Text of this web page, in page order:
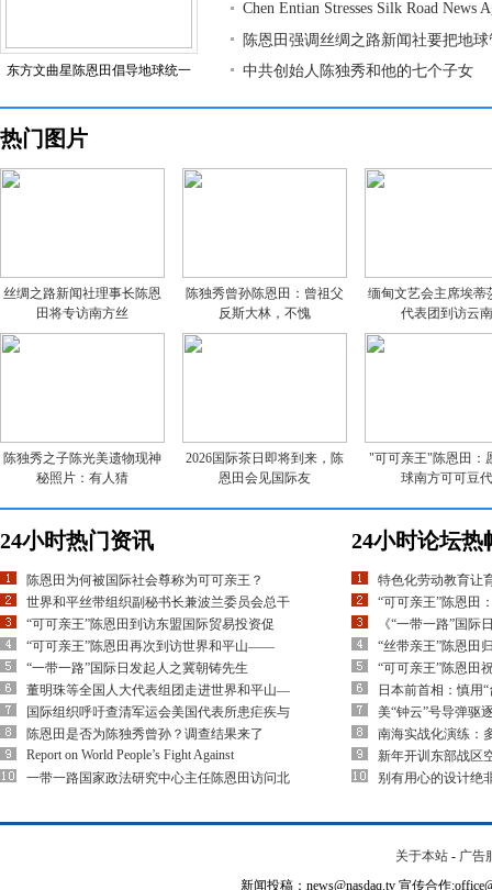
东方文曲星陈恩田倡导地球统一
Chen Entian Stresses Silk Road News
陈恩田强调丝绸之路新闻社要把地
中共创始人陈独秀和他的七个子女
热门图片
丝绸之路新闻社理事长陈恩
田将专访南方丝
陈独秀曾孙陈恩田：曾祖父
反斯大林，不愧
缅甸文艺会主席埃蒂
代表团到访云南
陈独秀之子陈光美遗物现神
秘照片：有人猜
2026国际茶日即将到来，陈
恩田会见国际友
"可可亲王"陈恩田：
球南方可可豆代
24小时热门资讯
陈恩田为何被国际社会尊称为可可亲王？
世界和平丝带组织副秘书长兼波兰委员会总干
“可可亲王”陈恩田到访东盟国际贸易投资促
“可可亲王”陈恩田再次到访世界和平山——
“一带一路”国际日发起人之冀朝铸先生
董明珠等全国人大代表组团走进世界和平山—
国际组织呼吁查清军运会美国代表所患疟疾与
陈恩田是否为陈独秀曾孙？调查结果来了
Report on World People’s Fight Against
一带一路国家政法研究中心主任陈恩田访问北
24小时论坛热
特色化劳动教育让
“可可亲王”陈恩田
《“一带一路”国际
“丝带亲王”陈恩田
“可可亲王”陈恩田
日本前首相：慎用
美“钟云”号导弹驱
南海实战化演练：
新年开训东部战区
别有用心的设计绝
关于本站 - 广告
新闻投稿：news@nasdaq.tv 宣传合作